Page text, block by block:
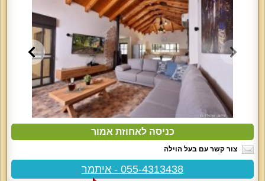
כניסה לאחוזת אמור
צור קשר עם בעל הוילה
055-4313438 - איתמר